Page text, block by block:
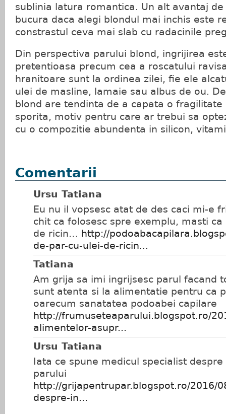
sublinia latura romantica. Un alt avantaj
bucura daca alegi blondul mai inchis este
constrastul ceva mai slab cu radacinile
Din perspectiva parului blond, ingrijirea
pretentioasa precum cea a roscatului
hranitoare sunt la ordinea zilei, fie ele
ulei de masline, lamaie sau albus de ou.
blond are tendinta de a capata o fragilitate
sporita, motiv pentru care ar trebui sa
cu o compozitie abundenta in silicon,
Comentarii
Ursu Tatiana
Eu nu il vopsesc atat de des caci mi-e
chit ca folosesc spre exemplu, masti
de ricin… http://
de-par-cu-ulei-de-ricin...
Tatiana
Am grija sa imi ingrijsesc parul facand
sunt atenta si la alimentatie pentru ca
oarecum sanatatea podoabei capilare
http://frumuseteaparului.blogspot.ro/
alimentelor-asupr...
Ursu Tatiana
Iata ce spune medicul specialist
parului
http://grijapentrupar.blogspot.ro/2016/
despre-in...